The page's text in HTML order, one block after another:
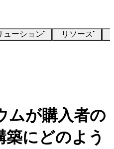
ューション リソース
ムが購入者の
築にどのよう